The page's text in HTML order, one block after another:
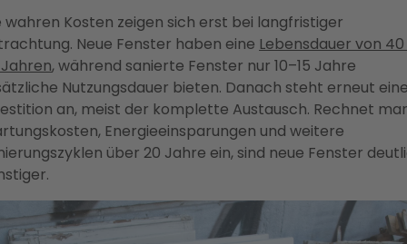
wahren Kosten zeigen sich erst bei langfristiger
Neue Fenster haben eine Lebensdauer von
, während sanierte Fenster nur 10–15 Jahre
Nutzungsdauer bieten. Danach steht erneut
an, meist der komplette Austausch. Rechnet
Energieeinsparungen und weitere
über 20 Jahre ein, sind neue Fenster